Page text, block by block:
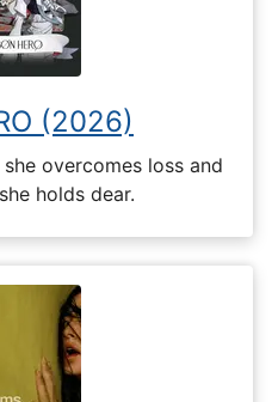
(2026)
overcomes loss and
holds dear.